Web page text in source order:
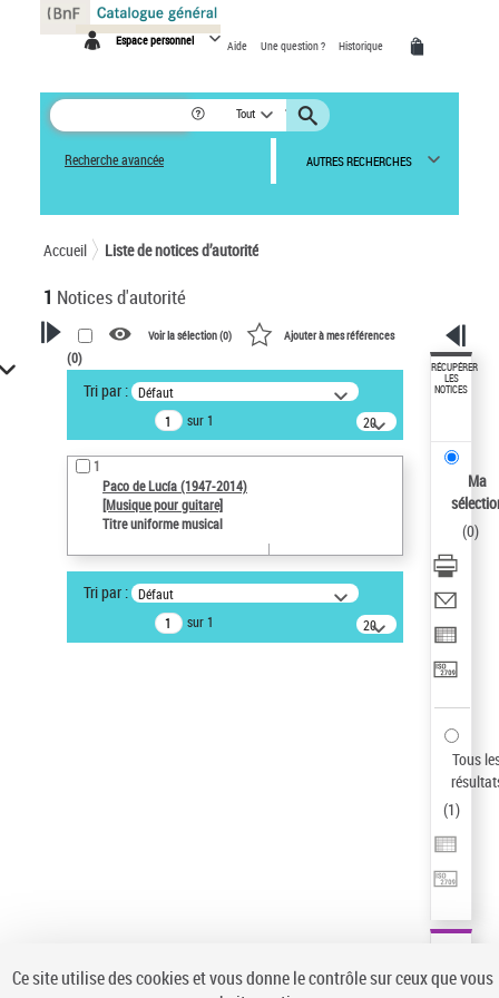
Espace personnel Aide Une question ? Historique
Tout
Recherche avancée AUTRES RECHERCHES
Accueil Liste de notices d’autorité
1 Notices d'autorité
VOTRE RECHERCHE
Recherche avancée dans les
notices d’autorité
Œuvres liées à l'auteur :
Paco de Lucía (1947-2014)
Type de notice d'autorité
Statut de la notice d’autorité
Notice élémentaire
Sauvegarder votre recherche
Voir la sélection (0) Ajouter à mes références
(0)
Tri par : Défaut
sur 1
20
résultats/page
1
Paco de Lucía (1947-2014)
[Musique pour guitare]
Titre uniforme musical
Tri par : Défaut
sur 1
20
résultats/page
RÉCUPÉRER
LES
NOTICES
Ma
(0)
Tous
(1)
Panneau de gestion des cookies
Ce site utilise des cookies et vous donne le contrôle sur ceux que vous